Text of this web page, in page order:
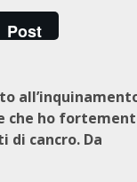
Post
che ho
cancro. Da